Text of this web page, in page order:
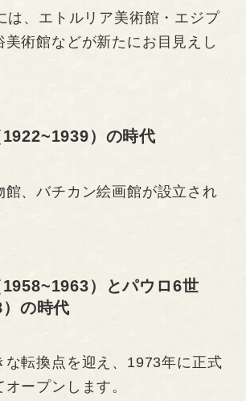
は、エトルリア美術館・エジプ
美術館などが新たにお目見えし
）の時代
館、バチカン絵画館が設立され
）とパウロ6世
）の時代
な転換点を迎え、1973年に正式
ープンします。